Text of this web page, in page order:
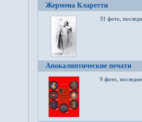
Жермена Кларетти
31 фото,
Апокалиптические печати
9 фото,